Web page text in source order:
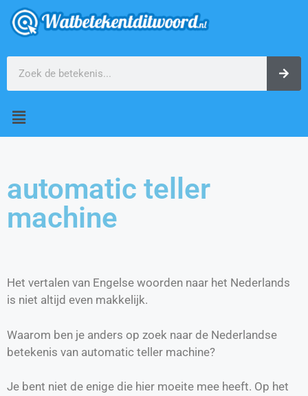
automatic teller
machine
Het vertalen van Engelse woorden naar het Nederlands
is niet altijd even makkelijk.
Waarom ben je anders op zoek naar de Nederlandse
betekenis van automatic teller machine?
Je bent niet de enige die hier moeite mee heeft. Op het